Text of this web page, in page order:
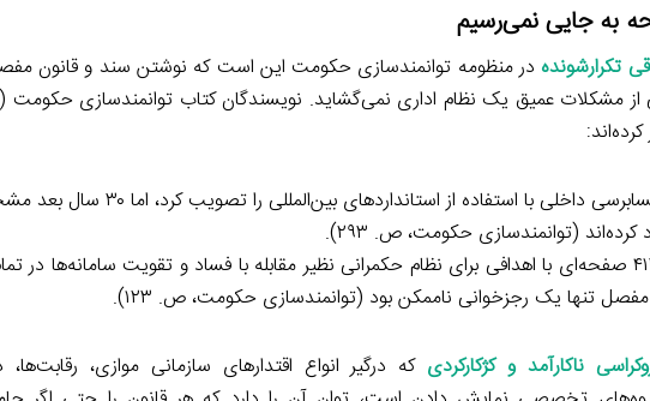
تکرارشونده در منظومه توانمندسازی حکومت این است که نوشتن سند و قانون
از مشکلات عمیق یک نظام اداری نمی‌گشاید. نویسندگان کتاب توانمندسازی حکومت
سودان جنوبی در سال ۲۰۱۱ صاحب یک سند ۴۱۳ صفحه‌ای با اهدافی برای نظام حکمرانی نظیر مقابله با فساد و تقویت
تنها یک رجزخوانی ناممکن بود (توانمندسازی حکومت، ص. ۱۲۳).
ناکارآمد و کژکارکردی که درگیر انواع اقتدارهای سازمانی موازی،